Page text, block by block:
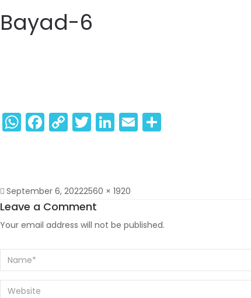
Bayad-6
WhatsApp
Facebook
Copy
Link
Twitter
LinkedIn
Email
September 6, 20222560 × 1920
Leave a Comment
Your email address will not be published.